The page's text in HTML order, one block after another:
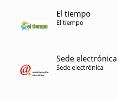
El tiempo
El tiempo
Sede electrónica
Sede electrónica